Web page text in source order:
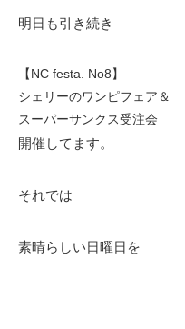
明日も引き続き
【NC festa. No8】
シェリーのワンピフェア＆
スーパーサンクス受注会
開催してます。
それでは
素晴らしい日曜日を